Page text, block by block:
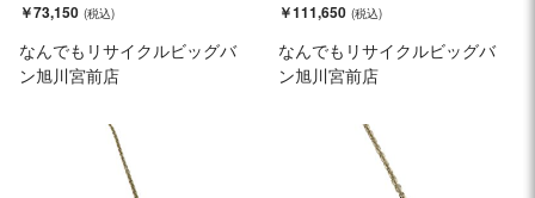
￥73,150
なんでもリサイクルビッグバ
ン旭川宮前店
￥111,650
なんでもリサイクルビッグバ
ン旭川宮前店